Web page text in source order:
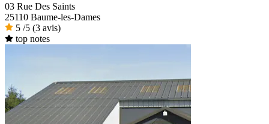
03 Rue Des Saints
25110 Baume-les-Dames
5 /5 (3 avis)
top notes